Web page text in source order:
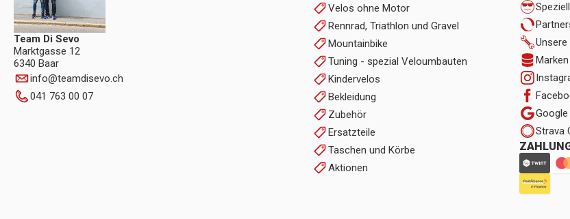
Team Di Sevo
Marktgasse 12
6340 Baar
info@teamdisevo.ch
041 763 00 07
Velos ohne Motor
Rennrad, Triathlon und Gravel
Mountainbike
Tuning - spezial Veloumbauten
Kindervelos
Bekleidung
Zubehör
Ersatzteile
Taschen und Körbe
Aktionen
Marken
Strava